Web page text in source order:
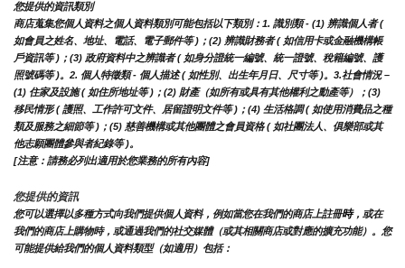
您提供的資訊類別
商店蒐集您個人資料之個人資料類別可能包括以下類別：1. 識別類 - (1) 辨識個人者 (
如會員之姓名、地址、電話、電子郵件等 )；(2) 辨識財務者 ( 如信用卡或金融機構帳
戶資訊等 )；(3) 政府資料中之辨識者 ( 如身分證統一編號、統一證號、稅籍編號、護
照號碼等 )。2. 個人特徵類 - 個人描述 ( 如性別、出生年月日、尺寸等 )。3.社會情況 –
(1) 住家及設施 ( 如住所地址等 )；(2) 財產（如所有或具有其他權利之動產等）；(3)
移民情形 ( 護照、工作許可文件、居留證明文件等 )；(4) 生活格調 ( 如使用消費品之種
類及服務之細節等 )；(5) 慈善機構或其他團體之會員資格 ( 如社團法人、俱樂部或其
他志願團體參與者紀錄等 )。
[注意：請務必列出適用於您業務的所有內容]
您提供的資訊
您可以選擇以多種方式向我們提供個人資料，例如當您在我們的商店上註冊時，或在
我們的商店上購物時，或通過我們的社交媒體（或其相關商店或對應的擴充功能）。您
可能提供給我們的個人資料類型（如適用）包括：